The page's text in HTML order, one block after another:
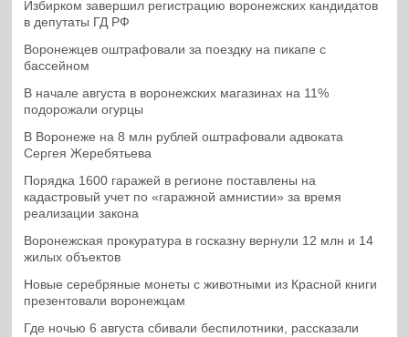
Избирком завершил регистрацию воронежских кандидатов
в депутаты ГД РФ
Воронежцев оштрафовали за поездку на пикапе с
бассейном
В начале августа в воронежских магазинах на 11%
подорожали огурцы
В Воронеже на 8 млн рублей оштрафовали адвоката
Сергея Жеребятьева
Порядка 1600 гаражей в регионе поставлены на
кадастровый учет по «гаражной амнистии» за время
реализации закона
Воронежская прокуратура в госказну вернули 12 млн и 14
жилых объектов
Новые серебряные монеты с животными из Красной книги
презентовали воронежцам
Где ночью 6 августа сбивали беспилотники, рассказали